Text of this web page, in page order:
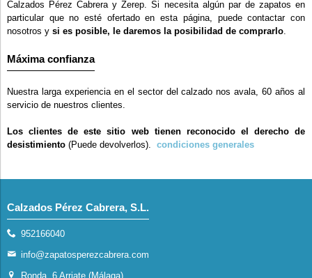
Calzados Pérez Cabrera y Zerep. Si necesita algún par de zapatos en
particular que no esté ofertado en esta página, puede contactar con
nosotros y si es posible, le daremos la posibilidad de comprarlo.
Máxima confianza
Nuestra larga experiencia en el sector del calzado nos avala, 60 años al
servicio de nuestros clientes.
Los clientes de este sitio web tienen reconocido el derecho de
desistimiento (Puede devolverlos). condiciones generales
Calzados Pérez Cabrera, S.L.
952166040
info@zapatosperezcabrera.com
Ronda, 6 Arriate (Málaga)